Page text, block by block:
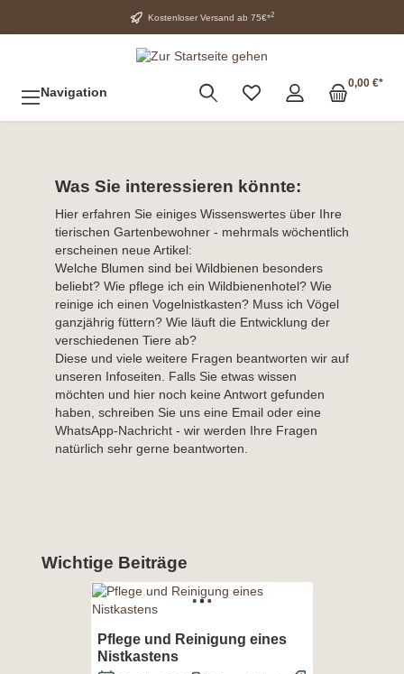
Kostenloser Versand ab 75€*2
Navigation
0,00 €*
Was Sie interessieren könnte:
Hier erfahren Sie einiges Wissenswertes über Ihre
tierischen Gartenbewohner - mehrmals wöchentlich
erscheinen neue Artikel:
Welche Blumen sind bei Wildbienen besonders
beliebt? Wie pflege ich ein Wildbienenhotel? Wie
reinige ich einen Vogelnistkasten? Muss ich Vögel
ganzjährig füttern? Wie läuft die Entwicklung der
verschiedenen Tiere ab?
Diese und viele weitere Fragen beantworten wir auf
unseren Infoseiten. Falls Sie etwas wissen
möchten und hier noch keine Antwort gefunden
haben, schreiben Sie uns eine Email oder eine
WhatsApp-Nachricht - wir werden Ihre Fragen
natürlich sehr gerne beantworten.
Wichtige Beiträge
Pflege und Reinigung eines
Nistkastens